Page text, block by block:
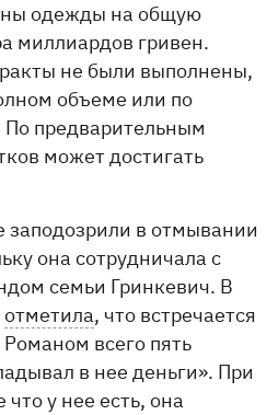
одежды на общую
миллиардов гривен.
не были выполнены,
объеме или по
предварительным
может достигать
в отмывании
она сотрудничала с
семьи Гринкевич. В
отметила, что встречается
всего пять
в нее деньги». При
что у нее есть, она